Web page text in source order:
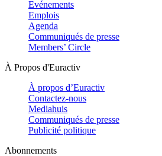
Evénements
Emplois
Agenda
Communiqués de presse
Members’ Circle
À Propos d'Euractiv
À propos d’Euractiv
Contactez-nous
Mediahuis
Communiqués de presse
Publicité politique
Abonnements